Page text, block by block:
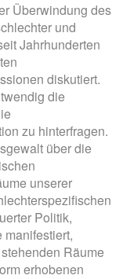
Überwindung des
und
Jahrhunderten
diskutiert.
die
zu hinterfragen.
über die
unserer
Politik,
manifestiert,
Räume
erhobenen